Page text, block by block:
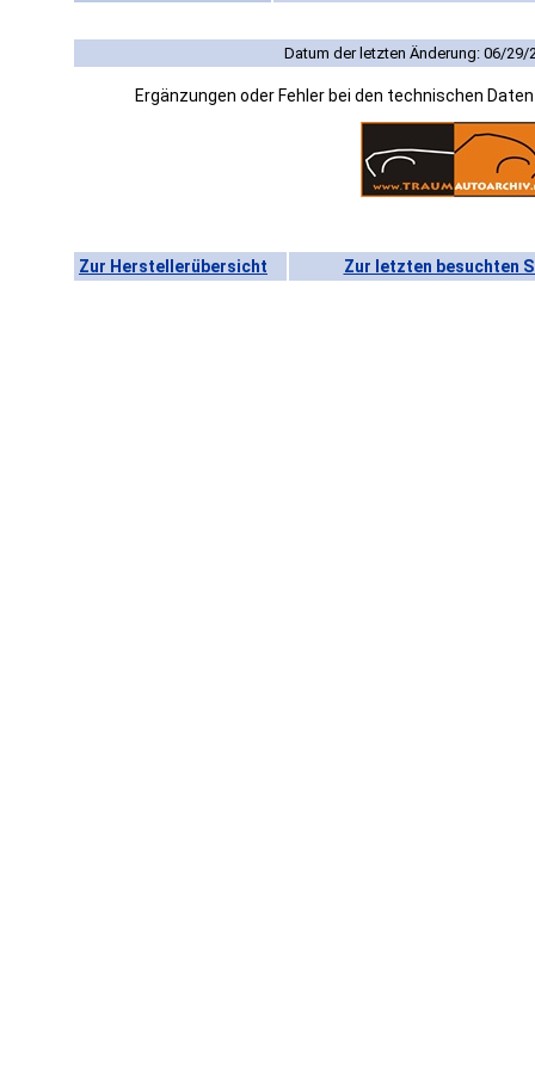
Datum der letzten Änderung: 06/29/
Ergänzungen oder Fehler bei den technischen
Zur Herstellerübersicht Zur letzten besuchten